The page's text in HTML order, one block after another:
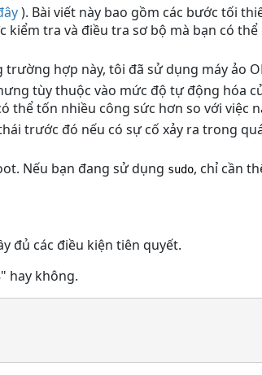
). Bài viết này bao gồm các bước tối
tra và điều tra sơ bộ mà bạn có thể
trường hợp này, tôi đã sử dụng máy ảo
tùy thuộc vào mức độ tự động hóa
thể tốn nhiều công sức hơn so với việc
trước đó nếu có sự cố xảy ra trong
Nếu bạn đang sử dụng sudo, chỉ cần
đủ các điều kiện tiên quyết.
hay không.